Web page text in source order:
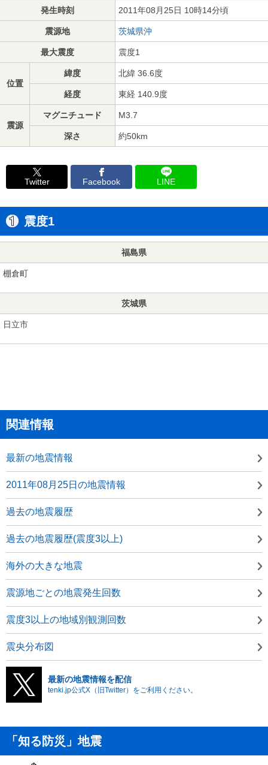
発生時刻 2011年08月25日 10時14分頃
震源地 茨城県沖
最大震度 震度1
位置
緯度 北緯 36.6度
経度 東経 140.9度
震源
マグニチュード M3.7
深さ 約50km
Twitter Facebook LINE
震度1
福島県
棚倉町
茨城県
日立市
関連情報
最新の地震情報
2011年08月25日の地震情報
過去の地震履歴
過去の地震履歴(震度3以上)
海外の大きな地震
震源地ごとの地震発生回数
震度3以上の地域別観測回数
震央分布図
最新の地震情報を配信
tenki.jp公式X（旧Twitter）をご利用ください。
「知る防災」地震